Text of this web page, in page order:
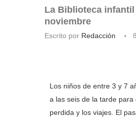
La Biblioteca
noviembre
Escrito por Redacción
Los niños de entre 3 y 7
a las seis de la tarde para
perdida y los viajes. El